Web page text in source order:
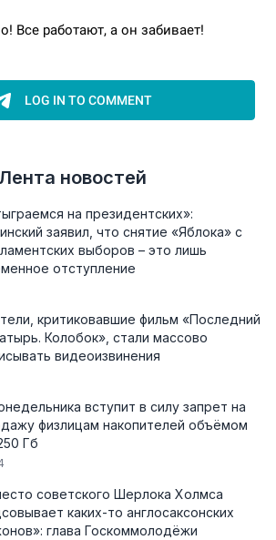
Лента новостей
на президентских»:
заявил, что снятие «Яблока» с
выборов – это лишь
отступление
критиковавшие фильм «Последний
Колобок», стали массово
видеоизвинения
вступит в силу запрет на
физлицам накопителей объёмом
Гб
советского Шерлока Холмса
каких-то англосаксонских
глава Госкоммолодёжи